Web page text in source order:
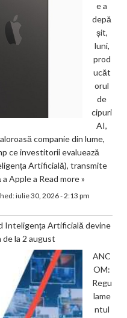
e a
depă
șit,
luni,
prod
ucăt
orul
de
cipuri
AI,
companie din lume,
ce investitorii evaluează
Artificială), transmite
Apple a Read more »
iulie 30, 2026 - 2:13 pm
Inteligența Artificială devine
de la 2 august
ANC
OM:
Regu
lame
ntul